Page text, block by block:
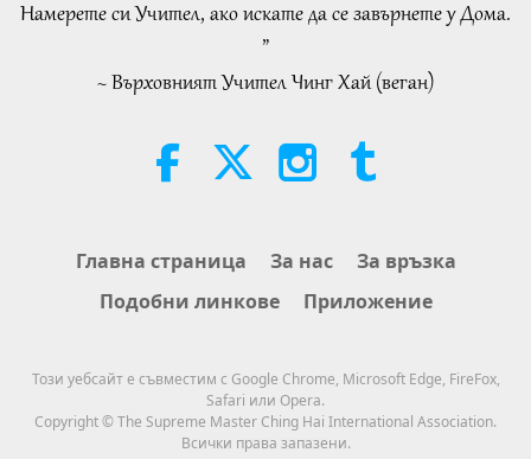
2026-08-08 Преглед
38:08
Силата на любовта, част 1 от 5
There Is No Need to Be Afraid of
Negative Power When We Are
Using Supreme Master TV Max
Negative Entity
Важните Новини
Намерете си Учител, ако искате да се завърнете у Дома.
”
~ Върховният Учител Чинг Хай (веган)
Главна страница За нас
За връзка
Подобни линкове
Приложение
Този уебсайт е съвместим с Google Chrome, Microsoft Edge, FireFox,
Safari или Opera.
Copyright © The Supreme Master Ching Hai International Association.
Всички права запазени.